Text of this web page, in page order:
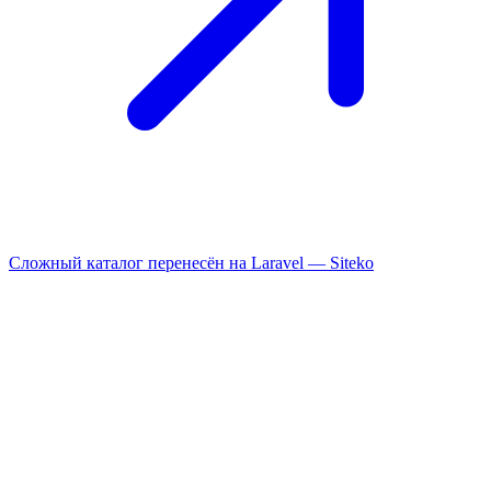
Сложный каталог перенесён на Laravel — Siteko